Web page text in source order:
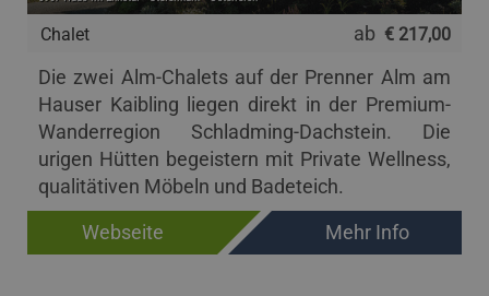
Chalet ab € 217,00
Die zwei Alm-Chalets auf der Prenner Alm am
Hauser Kaibling liegen direkt in der Premium-
Wanderregion Schladming-Dachstein. Die
urigen Hütten begeistern mit Private Wellness,
qualitätiven Möbeln und Badeteich.
Webseite
Mehr Info